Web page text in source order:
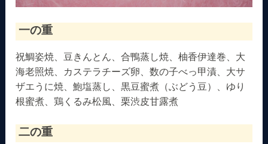
一の重
祝鯛姿焼、豆きんとん、合鴨蒸し焼、柚香伊達巻、大
海老照焼、カステラチーズ卵、数の子べっ甲漬、大サ
ザエうに焼、鮑塩蒸し、黒豆蜜煮（ぶどう豆）、ゆり
根蜜煮、鶏くるみ松風、栗渋皮甘露煮
二の重